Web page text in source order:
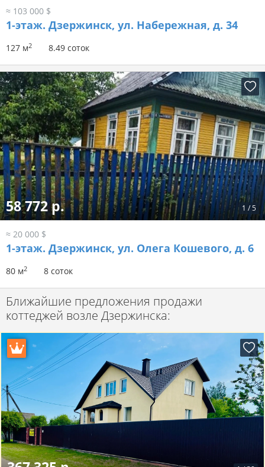
≈ 103 000 $
1-этаж. Дзержинск, ул. Набережная, д. 34
127 м2 8.49 соток
1 /5
58 772 р.
≈ 20 000 $
1-этаж. Дзержинск, ул. Олега Кошевого, д. 6
80 м2 8 соток
Ближайшие предложения продажи
коттеджей возле Дзержинска: